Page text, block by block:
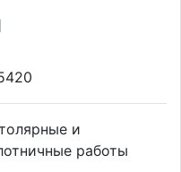
и
работы